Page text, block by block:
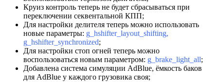
Круиз контроль теперь не будет сбрасываться при
переключении секвентальной КПП;
Для настройки делителя теперь можно использовать
новые параметры: g_hshifter_layout_shifting,
g_hshifter_synchronized;
Для настройки стоп огней теперь можно
воспользоваться новым параметром: g_brake_light_all;
Добавлена система симуляции AdBlue, ёмкость баков
для AdBlue у каждого грузовика своя;